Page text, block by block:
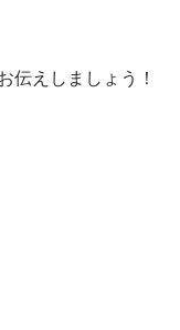
伝えしましょう！